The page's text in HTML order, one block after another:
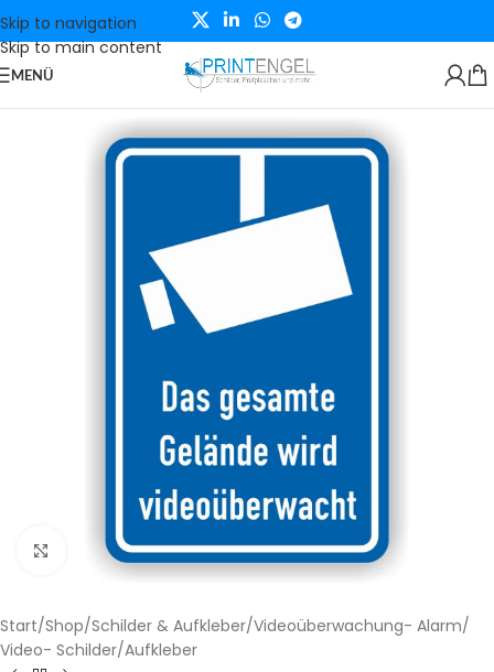
Skip to navigation
Skip to main content
MENÜ
Klicken zum Vergrößern
Start/Shop/Schilder & Aufkleber/Videoüberwachung- Alarm/
Video- Schilder/Aufkleber